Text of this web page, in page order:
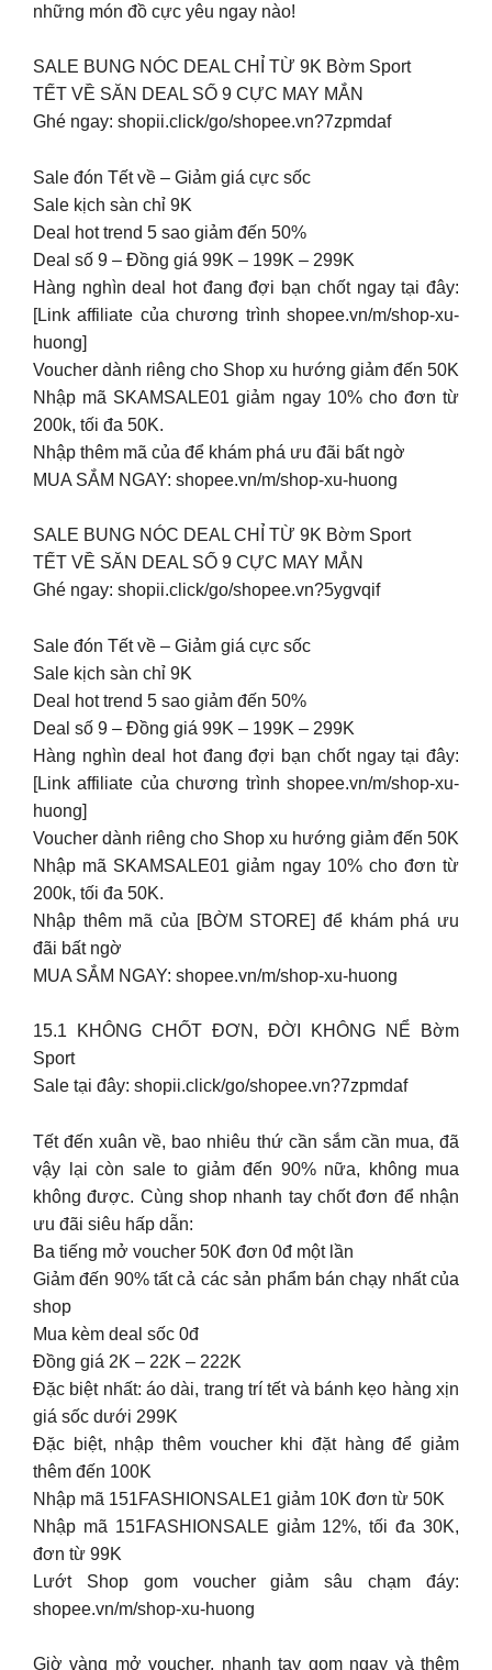
những món đồ cực yêu ngay nào!
SALE BUNG NÓC DEAL CHỈ TỪ 9K Bờm Sport
TẾT VỀ SĂN DEAL SỐ 9 CỰC MAY MẮN
Ghé ngay: shopii.click/go/shopee.vn?7zpmdaf
️Sale đón Tết về – Giảm giá cực sốc
Sale kịch sàn chỉ 9K
Deal hot trend 5 sao giảm đến 50%
Deal số 9 – Đồng giá 99K – 199K – 299K
Hàng nghìn deal hot đang đợi bạn chốt ngay tại đây:
[Link affiliate của chương trình shopee.vn/m/shop-xu-
huong]
Voucher dành riêng cho Shop xu hướng giảm đến 50K
Nhập mã SKAMSALE01 giảm ngay 10% cho đơn từ
200k, tối đa 50K.
Nhập thêm mã của để khám phá ưu đãi bất ngờ
MUA SẮM NGAY: shopee.vn/m/shop-xu-huong
SALE BUNG NÓC DEAL CHỈ TỪ 9K Bờm Sport
TẾT VỀ SĂN DEAL SỐ 9 CỰC MAY MẮN
Ghé ngay: shopii.click/go/shopee.vn?5ygvqif
️Sale đón Tết về – Giảm giá cực sốc
Sale kịch sàn chỉ 9K
Deal hot trend 5 sao giảm đến 50%
Deal số 9 – Đồng giá 99K – 199K – 299K
Hàng nghìn deal hot đang đợi bạn chốt ngay tại đây:
[Link affiliate của chương trình shopee.vn/m/shop-xu-
huong]
Voucher dành riêng cho Shop xu hướng giảm đến 50K
Nhập mã SKAMSALE01 giảm ngay 10% cho đơn từ
200k, tối đa 50K.
Nhập thêm mã của [BỜM STORE] để khám phá ưu
đãi bất ngờ
MUA SẮM NGAY: shopee.vn/m/shop-xu-huong
15.1 KHÔNG CHỐT ĐƠN, ĐỜI KHÔNG NỂ Bờm
Sport
Sale tại đây: shopii.click/go/shopee.vn?7zpmdaf
Tết đến xuân về, bao nhiêu thứ cần sắm cần mua, đã
vậy lại còn sale to giảm đến 90% nữa, không mua
không được. Cùng shop nhanh tay chốt đơn để nhận
ưu đãi siêu hấp dẫn:
Ba tiếng mở voucher 50K đơn 0đ một lần
Giảm đến 90% tất cả các sản phẩm bán chạy nhất của
shop
Mua kèm deal sốc 0đ
Đồng giá 2K – 22K – 222K
Đặc biệt nhất: áo dài, trang trí tết và bánh kẹo hàng xịn
giá sốc dưới 299K
Đặc biệt, nhập thêm voucher khi đặt hàng để giảm
thêm đến 100K
Nhập mã 151FASHIONSALE1 giảm 10K đơn từ 50K
Nhập mã 151FASHIONSALE giảm 12%, tối đa 30K,
đơn từ 99K
Lướt Shop gom voucher giảm sâu chạm đáy:
shopee.vn/m/shop-xu-huong
Giờ vàng mở voucher, nhanh tay gom ngay và thêm